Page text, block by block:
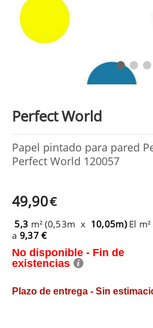
Perfect World
Papel pintado para pared
Perfect World 120057
49,90€
5,3 m² (0,53m x 10,05m) El
a 9,37 €
No disponible - Fin de
existencias
Plazo de entrega - Sin